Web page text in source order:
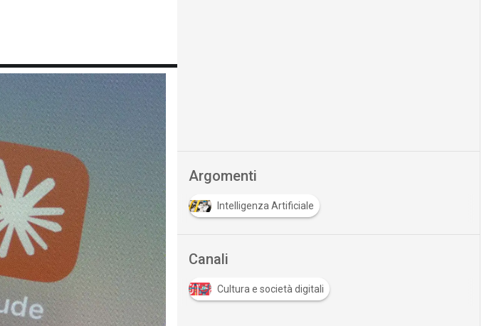
Argomenti
Intelligenza Artificiale
Canali
Cultura e società digitali